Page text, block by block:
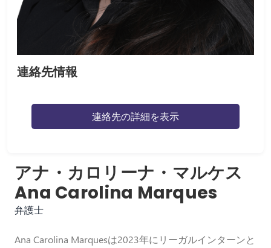
連絡先情報
連絡先の詳細を表示
アナ・カロリーナ・マルケス
Ana Carolina Marques
弁護士
Ana Carolina Marquesは2023年にリーガルインターンと